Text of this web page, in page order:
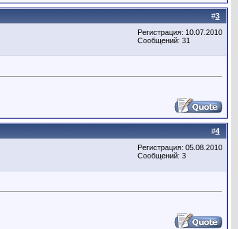
#3
Регистрация: 10.07.2010
Сообщений: 31
#4
Регистрация: 05.08.2010
Сообщений: 3